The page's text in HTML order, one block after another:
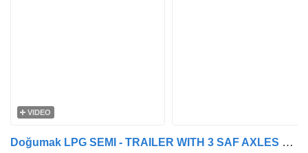
VIDEO
Doğumak LPG SEMI - TRAILER WITH 3 SAF AXLES WITH ACCESSORIES